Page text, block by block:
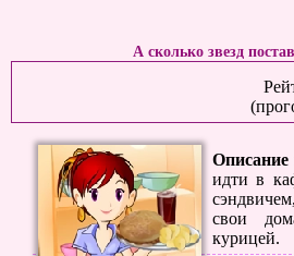
А сколько звезд
идти в
свои
курицей.